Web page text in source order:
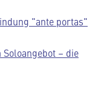
"ante portas"
– die